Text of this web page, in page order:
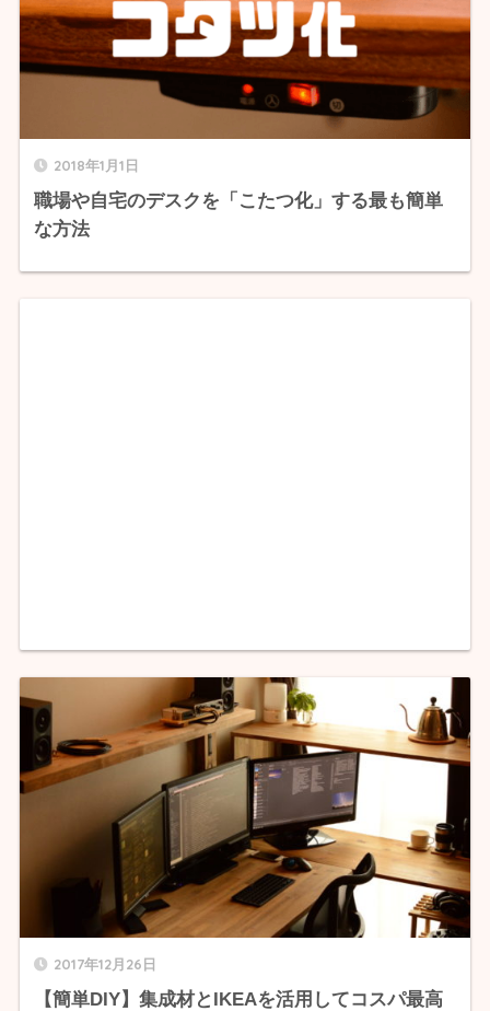
2018年1月1日
職場や自宅のデスクを「こたつ化」する最も簡単
な方法
2017年12月26日
【簡単DIY】集成材とIKEAを活用してコスパ最高